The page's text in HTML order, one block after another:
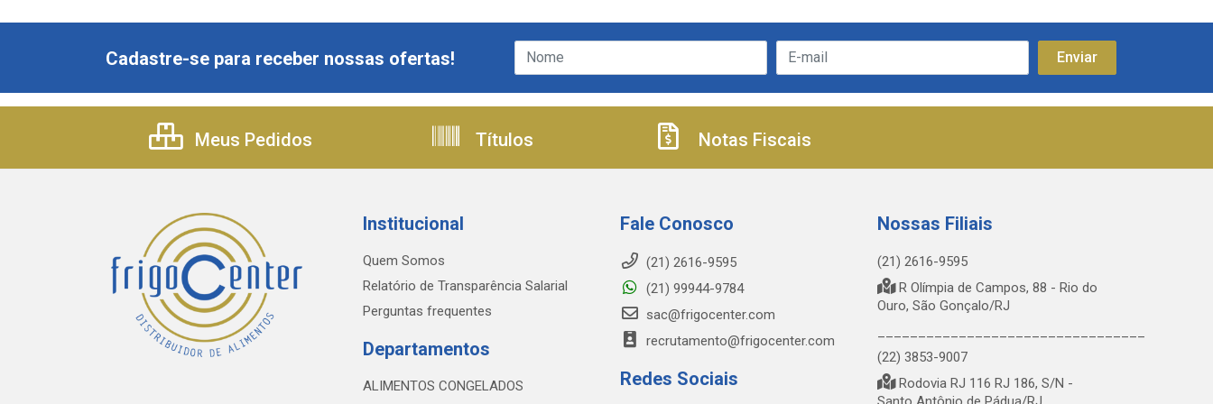
Cadastre-se para receber nossas ofertas!
Meus Pedidos Títulos Notas Fiscais
Institucional
Quem Somos
Relatório de Transparência Salarial
Perguntas frequentes
Departamentos
ALIMENTOS CONGELADOS
Fale Conosco
(21) 2616-9595
(21) 99944-9784
sac@frigocenter.com
recrutamento@frigocenter.com
Redes Sociais
Nossas Filiais
(21) 2616-9595
R Olímpia de Campos, 88 - Rio do
Ouro, São Gonçalo/RJ
(22) 3853-9007
Rodovia RJ 116 RJ 186, S/N -